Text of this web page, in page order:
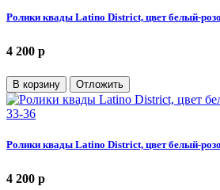
Ролики квады Latino District, цвет белый-
4 200 p
В корзину Отложить
Ролики квады Latino District, цвет белый-
4 200 p